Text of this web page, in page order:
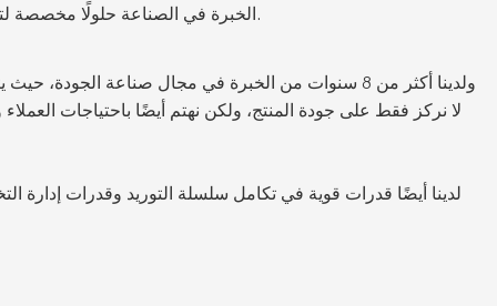
الخبرة في الصناعة حلولًا مخصصة لتلبية الاحتياجات الفريدة لعملائنا.
لدينا شهادة نظام إدارة الجودة ISO، ولدينا أكثر من 8 سنوات من الخبرة في مجال صناعة الجودة، حيث يتحكم موظفو الجودة بشكل صارم في جودة العملية. مفهوم الجودة للشركة هو: معدل صفر معيب.
لدينا أيضًا قدرات قوية في تكامل سلسلة التوريد وقدرات إدارة